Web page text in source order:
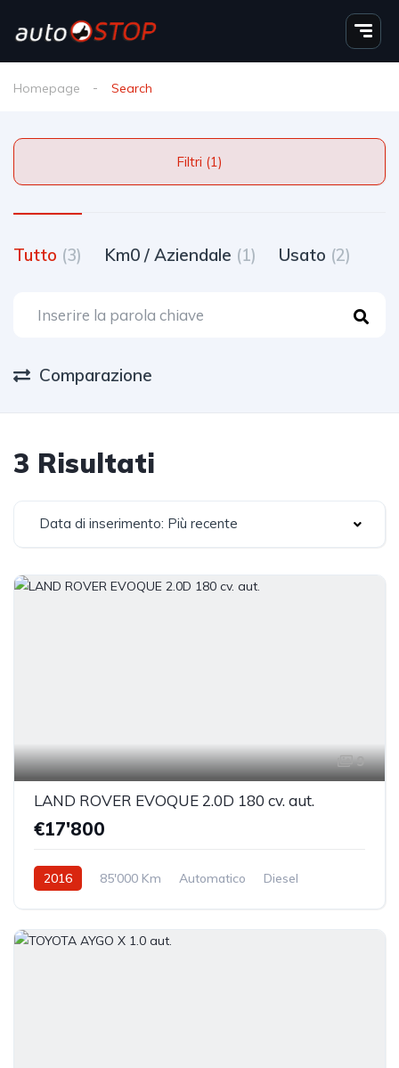
Homepage Search
Filtri (1)
Tutto (3) Km0 / Aziendale (1) Usato (2)
Comparazione
3 Risultati
Data di inserimento: Più recente
9
LAND ROVER EVOQUE 2.0D 180 cv. aut.
€17'800
2016 85'000 Km Automatico
Diesel